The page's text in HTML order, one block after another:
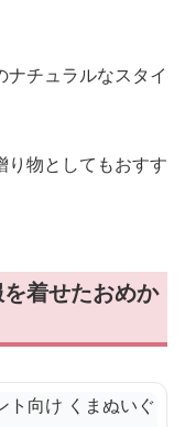
ナチュラルなスタイ
り物としてもおすす
着せたおめか